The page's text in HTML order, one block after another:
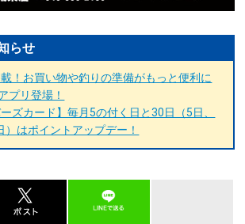
らせ
！お買い物や釣りの準備がもっと便利に
プリ登場！
ズカード】毎月5の付く日と30日（5日、
はポイントアップデー！